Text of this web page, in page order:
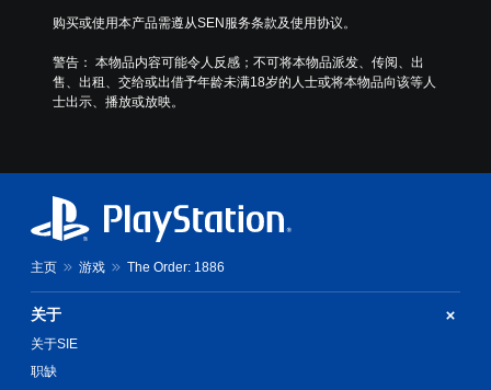
购买或使用本产品需遵从SEN服务条款及使用协议。
警告： 本物品内容可能令人反感；不可将本物品派发、传阅、出
售、出租、交给或出借予年龄未满18岁的人士或将本物品向该等人
士出示、播放或放映。
主页 游戏 The Order: 1886
关于
关于SIE
职缺